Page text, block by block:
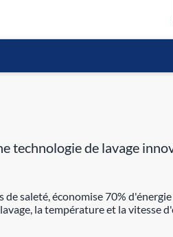
technologie de lavage
saleté, économise 70%
la température et la vitesse